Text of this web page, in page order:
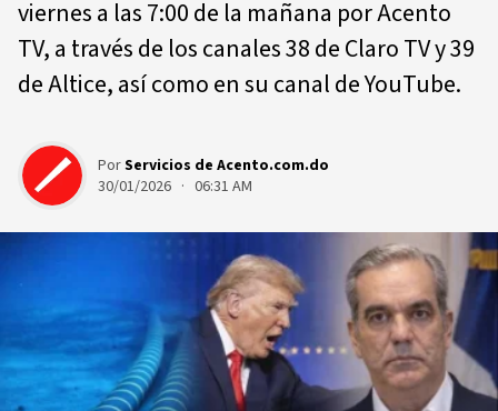
viernes a las 7:00 de la mañana por Acento
TV, a través de los canales 38 de Claro TV y 39
de Altice, así como en su canal de YouTube.
PorServicios de Acento.com.do
30/01/2026 · 06:31 AM